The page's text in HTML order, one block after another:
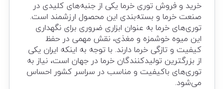
خرید و فروش توری خرما یکی از جنبه‌های کلیدی در
صنعت خرما و بسته‌بندی این محصول ارزشمند است.
توری‌های خرما به عنوان ابزاری ضروری برای نگهداری
این میوه خوشمزه و مغذی، نقش مهمی در حفظ
کیفیت و تازگی خرما دارند. با توجه به اینکه ایران یکی
از بزرگترین تولیدکنندگان خرما در جهان است، نیاز به
توری‌های باکیفیت و مناسب در سراسر کشور احساس
می‌شود.